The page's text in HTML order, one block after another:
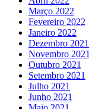
Março 2022
Fevereiro 2022
Janeiro 2022
Dezembro 2021
Novembro 2021
Outubro 2021
Setembro 2021
Julho 2021
Junho 2021